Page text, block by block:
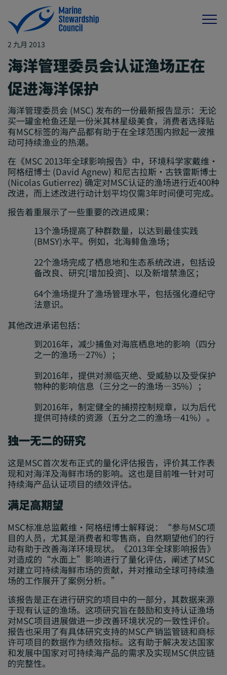
2 九月 2013
海洋管理委员会认证渔场正在
促进海洋保护
海洋管理委员会 (MSC) 发布的一份最新报告显示：无论
买一罐金枪鱼还是一份米其林星级美食，消费者选择贴
有MSC标签的海产品都有助于在全球范围内掀起一波推
动可持续渔业的热潮。
在《MSC 2013年全球影响报告》中，环境科学家戴维·
阿格纽博士 (David Agnew) 和尼古拉斯·古铁雷斯博士
(Nicolas Gutierrez) 确定对MSC认证的渔场进行近400种
改进，而上述改进行动计划平均仅需3年时间便可完成。
报告着重展示了一些重要的改进成果：
13个渔场提高了种群数量，以达到最佳实践
(BMSY)水平。例如，北海鲱鱼渔场；
22个渔场完成了栖息地和生态系统改进，包括设
备改良、研究[增加投资]、以及新增禁渔区；
64个渔场提升了渔场管理水平，包括强化遵纪守
法意识。
其他改进承诺包括：
到2016年，减少捕鱼对海底栖息地的影响（四分
之一的渔场—27%）；
到2016年，提供对濒临灭绝、受威胁以及受保护
物种的影响信息（三分之一的渔场—35%）；
到2016年，制定健全的捕捞控制规章，以为后代
提供可持续的资源（五分之二的渔场—41%）。
独一无二的研究
这是MSC首次发布正式的量化评估报告，评价其工作表
现和对海洋及海鲜市场的影响。这也是目前唯一针对可
持续海产品认证项目的绩效评估。
满足高期望
MSC标准总监戴维·阿格纽博士解释说：“参与MSC项
目的人员，尤其是消费者和零售商，自然期望他们的行
动有助于改善海洋环境现状。《2013年全球影响报告》
对造成的“水面上”影响进行了量化评估，阐述了MSC
对建立可持续海鲜市场的贡献，并对推动全球可持续渔
场的工作展开了案例分析。”
该报告是正在进行研究的项目中的一部分，其数据来源
于现有认证的渔场。这项研究旨在鼓励和支持认证渔场
对MSC项目进展做进一步改善环境状况的一致性评价。
报告也采用了有具体研究支持的MSC产销监管链和商标
许可项目的数据作为绩效指标。这有助于解决发达国家
和发展中国家对可持续海产品的需求及实现MSC供应链
的完整性。